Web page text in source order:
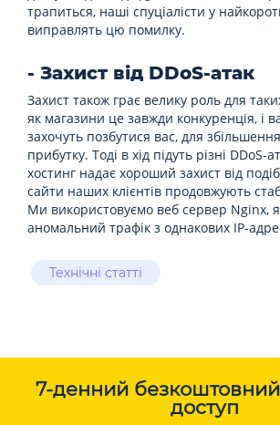
трапиться, наші спуціалісти у
виправлять цю помилку.
- Захист від DDoS-атак
Захист також грає велику роль для
як магазини це завжди конкуренція, і
захочуть позбутися вас, для
прибутку. Тоді в хід підуть різні
хостинг надає хороший захист від
сайти наших клієнтів продовжують
Ми використовуємо веб сервер Nginx,
аномальний трафік з однакових IP-
Технічні статті
7-денний
доступ